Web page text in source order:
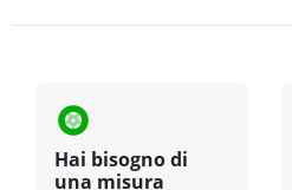
Hai bisogno di
una misura